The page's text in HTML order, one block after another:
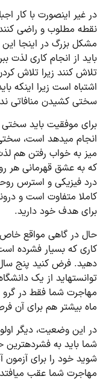
در غیر اینصورت با کار
نقطه مطلوب و راضی
مشکل بزرگ در اینجا
باید از انجام کاری
تلاش کنند زیرا تلاش
اشتباه است زیرا اینکه
سختی کشیدن منافاتی
برای موفقیت باید
انجام می­دهد است،
میز به خواب رفتن هم
که به عشق قهرمانی هر
درد فیزیکی و استرس
کاملا متفاوت است و
برای هدف خود دارید.
حال در گاهی مواقع
کاری که بسیار فشرده
دهید. فرض کنید پنج
توانسته­اید از یک
مهاجرت شما فقط در گرو
ماه بیشتر هم برای آن
در این وضعیت، دیگر
شما باید به فشرده­ترین
شوید خود را برای آزمون
مهاجرت شما عقب